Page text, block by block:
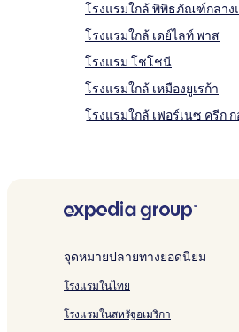
โรงแรมใกล้ พิพิธภัณฑ์กลาง
โรงแรมใกล้ เดย์ไลท์ พาส
โรงแรม โชโชนี
โรงแรมใกล้ เหมืองยูเรก้า
โรงแรมใกล้ เฟอร์เนซ ครีก
จุดหมายปลายทางยอดนิยม
โรงแรมในไทย
โรงแรมในสหรัฐอเมริกา